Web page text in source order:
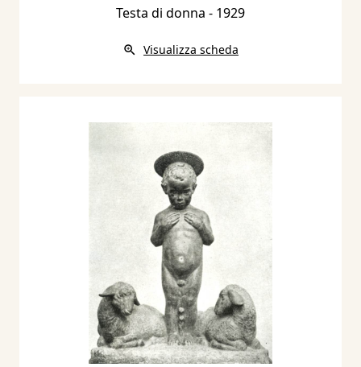
Testa di donna - 1929
Visualizza scheda